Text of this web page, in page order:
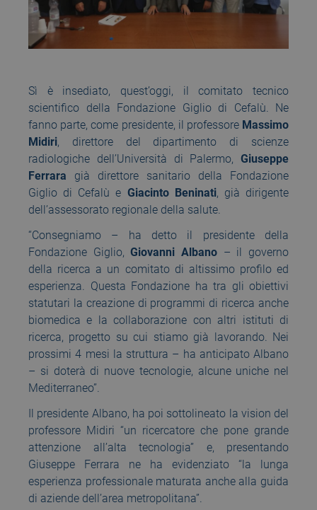
Sì è insediato, quest’oggi, il comitato tecnico
scientifico della Fondazione Giglio di Cefalù. Ne
fanno parte, come presidente, il professore Massimo
Midiri, direttore del dipartimento di scienze
radiologiche dell’Università di Palermo, Giuseppe
Ferrara già direttore sanitario della Fondazione
Giglio di Cefalù e Giacinto Beninati, già dirigente
dell’assessorato regionale della salute.
“Consegniamo – ha detto il presidente della
Fondazione Giglio,Giovanni Albano – il governo
della ricerca a un comitato di altissimo profilo ed
esperienza. Questa Fondazione ha tra gli obiettivi
statutari la creazione di programmi di ricerca anche
biomedica e la collaborazione con altri istituti di
ricerca, progetto su cui stiamo già lavorando. Nei
prossimi 4 mesi la struttura – ha anticipato Albano
– si doterà di nuove tecnologie, alcune uniche nel
Mediterraneo”.
Il presidente Albano, ha poi sottolineato la vision del
professore Midiri “un ricercatore che pone grande
attenzione all’alta tecnologia” e, presentando
Giuseppe Ferrara ne ha evidenziato “la lunga
esperienza professionale maturata anche alla guida
di aziende dell’area metropolitana”.